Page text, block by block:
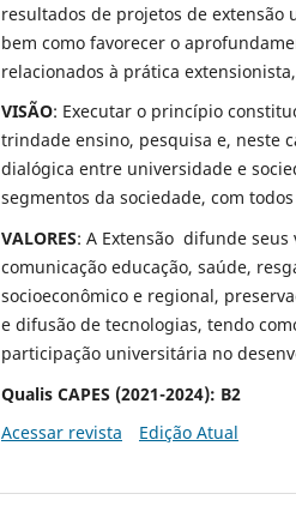
resultados de projetos de
bem como favorecer o
relacionados à prática
VISÃO: Executar o princípio
trindade ensino, pesquisa e, neste
dialógica entre universidade e
segmentos da sociedade, com
VALORES: A Extensão difunde
comunicação educação, saúde,
socioeconômico e regional,
e difusão de tecnologias, tendo
participação universitária no
Qualis CAPES (2021-2024): B2
Acessar revista
Edição Atual